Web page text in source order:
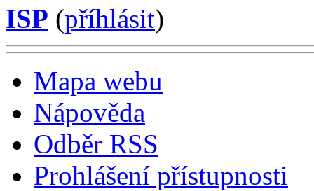
ISP (příhlásit)
Mapa webu
Nápověda
Odběr RSS
Prohlášení přístupnosti